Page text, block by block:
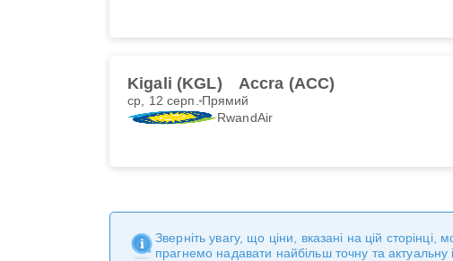
Kigali (KGL) Accra (ACC)
ср, 12 серп. Прямий
RwandAir
Зверніть увагу, що ціни, вказані на цій
прагнемо надавати найбільш точну та актуальну